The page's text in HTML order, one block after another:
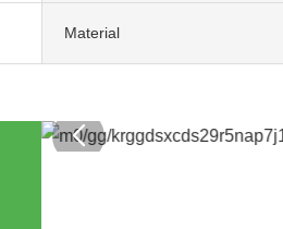
Material